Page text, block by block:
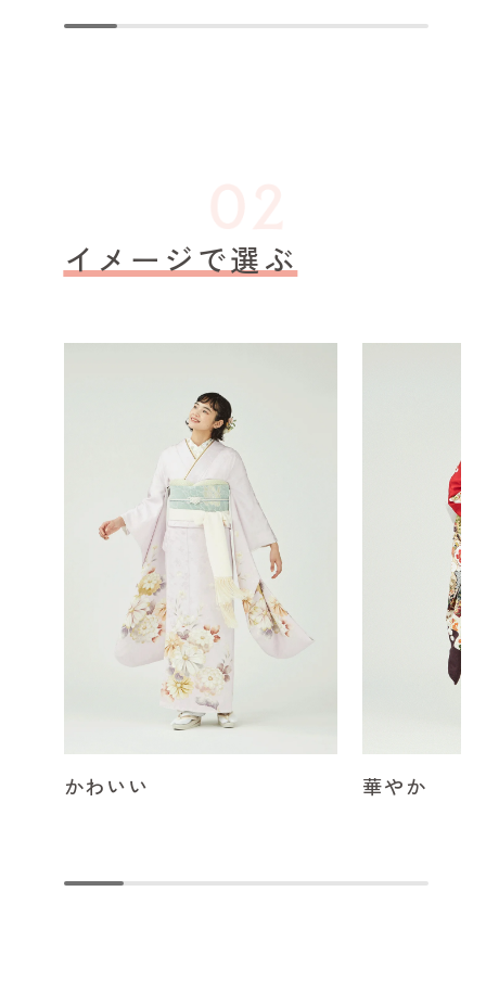
イメージで選ぶ
かわいい 華やか